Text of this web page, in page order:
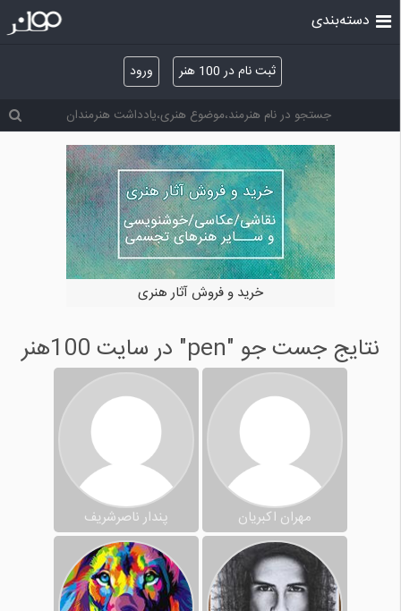
ثبت نام در 100 هنر ورود
دسته‌بندی
خرید و فروش آثار هنری
نتایج جست جو "pen" در سایت 100هنر
مهران اکبریان پندار ناصرشریف